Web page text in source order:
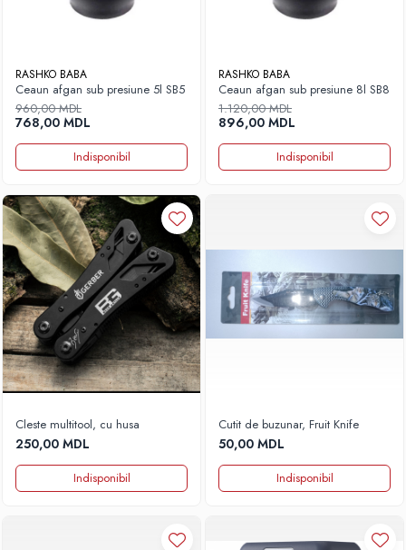
RASHKO BABA
Ceaun afgan sub presiune 5l SB5
960,00 MDL
768,00 MDL
Indisponibil
RASHKO BABA
Ceaun afgan sub presiune 8l SB8
1.120,00 MDL
896,00 MDL
Indisponibil
Cleste multitool, cu husa
250,00 MDL
Indisponibil
Cutit de buzunar, Fruit Knife
50,00 MDL
Indisponibil